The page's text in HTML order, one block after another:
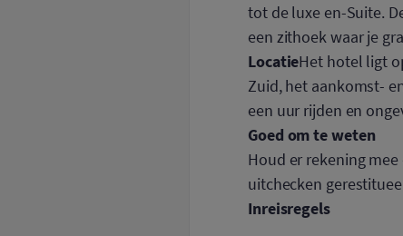
tot de luxe en-Suite.
een zithoek waar je
LocatieHet hotel ligt
Zuid, het aankomst-
een uur rijden en
Goed om te weten
Houd er rekening
uitchecken
Inreisregels